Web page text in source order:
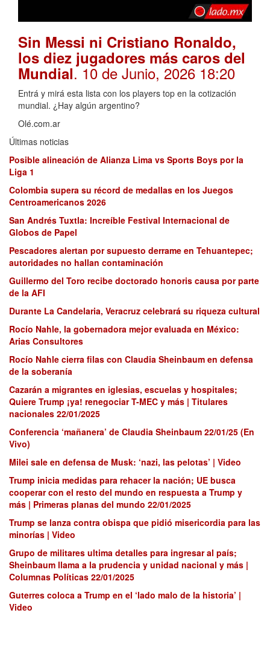
Sin Messi ni Cristiano Ronaldo,
los diez jugadores más caros del
Mundial. 10 de Junio, 2026 18:20
Entrá y mirá esta lista con los players top en la cotización
mundial. ¿Hay algún argentino?
Olé.com.ar
Últimas noticias
Posible alineación de Alianza Lima vs Sports Boys por la
Liga 1
Colombia supera su récord de medallas en los Juegos
Centroamericanos 2026
San Andrés Tuxtla: Increíble Festival Internacional de
Globos de Papel
Pescadores alertan por supuesto derrame en Tehuantepec;
autoridades no hallan contaminación
Guillermo del Toro recibe doctorado honoris causa por parte
de la AFI
Durante La Candelaria, Veracruz celebrará su riqueza cultural
Rocío Nahle, la gobernadora mejor evaluada en México:
Arias Consultores
Rocío Nahle cierra filas con Claudia Sheinbaum en defensa
de la soberanía
Cazarán a migrantes en iglesias, escuelas y hospitales;
Quiere Trump ¡ya! renegociar T-MEC y más | Titulares
nacionales 22/01/2025
Conferencia ‘mañanera’ de Claudia Sheinbaum 22/01/25 (En
Vivo)
Milei sale en defensa de Musk: ‘nazi, las pelotas’ | Video
Trump inicia medidas para rehacer la nación; UE busca
cooperar con el resto del mundo en respuesta a Trump y
más | Primeras planas del mundo 22/01/2025
Trump se lanza contra obispa que pidió misericordia para las
minorías | Video
Grupo de militares ultima detalles para ingresar al país;
Sheinbaum llama a la prudencia y unidad nacional y más |
Columnas Políticas 22/01/2025
Guterres coloca a Trump en el ‘lado malo de la historia’ |
Video